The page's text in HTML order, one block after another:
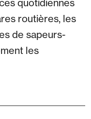
quotidiennes
routières, les
de sapeurs-
les